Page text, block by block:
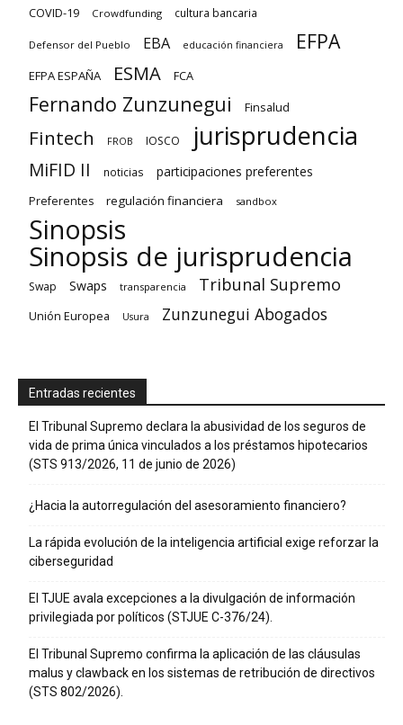
COVID-19 Crowdfunding cultura bancaria
Defensor del Pueblo EBA educación financiera EFPA
EFPA ESPAÑA ESMA FCA
Fernando Zunzunegui Finsalud
Fintech FROB IOSCO jurisprudencia
MiFID II noticias participaciones preferentes
Preferentes regulación financiera sandbox
Sinopsis
Sinopsis de jurisprudencia
Swap Swaps transparencia Tribunal Supremo
Unión Europea Usura Zunzunegui Abogados
Entradas recientes
El Tribunal Supremo declara la abusividad de los seguros de
vida de prima única vinculados a los préstamos hipotecarios
(STS 913/2026, 11 de junio de 2026)
¿Hacia la autorregulación del asesoramiento financiero?
La rápida evolución de la inteligencia artificial exige reforzar la
ciberseguridad
El TJUE avala excepciones a la divulgación de información
privilegiada por políticos (STJUE C-376/24).
El Tribunal Supremo confirma la aplicación de las cláusulas
malus y clawback en los sistemas de retribución de directivos
(STS 802/2026).